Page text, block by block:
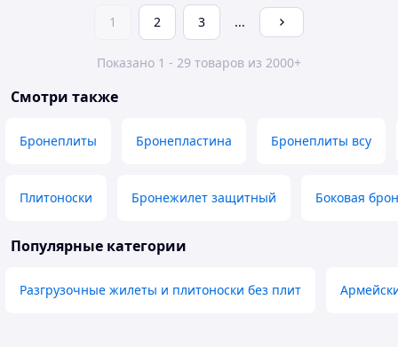
1 2 3 ...
Показано 1 - 29 товаров из 2000+
Смотри также
Бронеплиты Бронепластина Бронеплиты всу
Плитоноски Бронежилет защитный Боковая
Популярные категории
Разгрузочные жилеты и плитоноски без плит